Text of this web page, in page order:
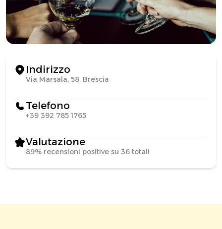
Indirizzo
Via Marsala, 58, Brescia
Telefono
+39 392 785 1765
Valutazione
89% recensioni positive su 36 totali